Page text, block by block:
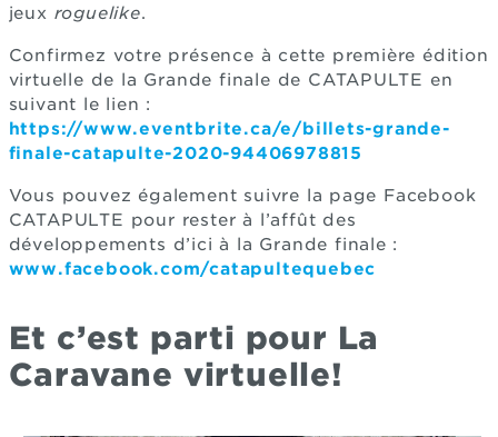
jeux roguelike.
Confirmez votre présence à cette première édition
virtuelle de la Grande finale de CATAPULTE en
suivant le lien :
https://www.eventbrite.ca/e/billets-grande-
finale-catapulte-2020-94406978815
Vous pouvez également suivre la page Facebook
CATAPULTE pour rester à l’affût des
développements d’ici à la Grande finale :
www.facebook.com/catapultequebec
Et c’est parti pour La
Caravane virtuelle!